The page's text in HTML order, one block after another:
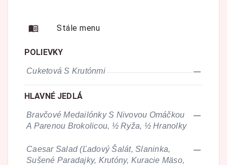
Stále menu
POLIEVKY
Cuketová S Krutónmi —
HLAVNÉ JEDLÁ
Bravčové Medailónky S Nivovou Omáčkou
A Parenou Brokolicou, ½ Ryža, ½ Hranolky
—
Caesar Salad (Ľadový Šalát, Slaninka,
Sušené Paradajky, Krutóny, Kuracie Mäso,
—